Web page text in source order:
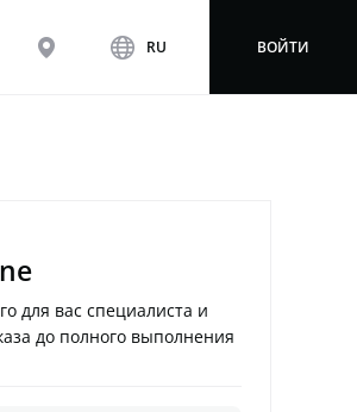
map www RU ВОЙТИ
для вас специалиста и
до полного выполнения